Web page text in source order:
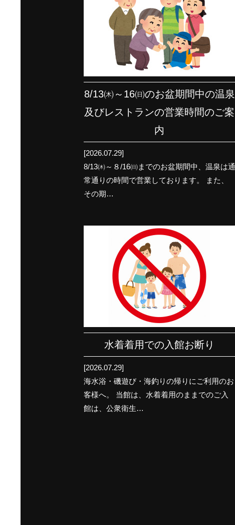
8/13㈭～16㈰のお盆期間中の温泉
及びレストランの営業時間のご案
内
[2026.07.29]
8/13㈭～８/16㈰までのお盆期間中、温泉は通
常通りの時間で営業しております。 また、
その期…
水着着用での入館お断り
[2026.07.29]
海水浴・磯遊び・海釣りの帰りにご利用のお
客様へ。 当館は、水着着用のままでのご入
館は、公衆衛生…